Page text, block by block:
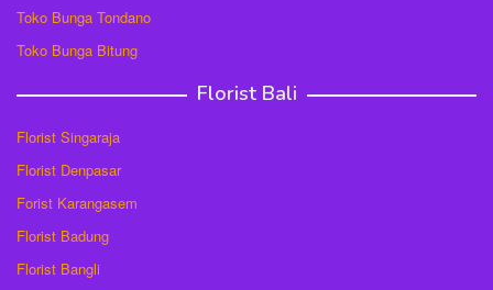
Toko Bunga Tondano
Toko Bunga Bitung
Florist Bali
Florist Singaraja
Florist Denpasar
Forist Karangasem
Florist Badung
Florist Bangli